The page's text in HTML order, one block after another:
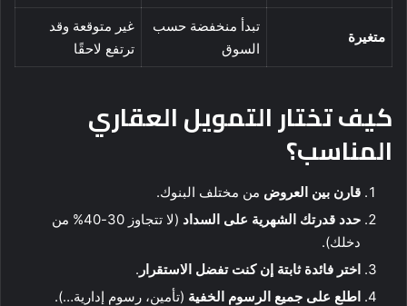
متغيرة
تبدأ منخفضة حسب
السوق
غير متوقعة وقد
ترتفع لاحقًا
كيف تختار التمويل العقاري
المناسب؟
قارن بين العروض من مختلف البنوك.
حدد قدرتك الشهرية على السداد
(لا تتجاوز 30-40% من
دخلك).
اختر فائدة ثابتة إن كنت تفضل الاستقرار .
اطلع على جميع الرسوم الخفية (تأمين، رسوم إدارية…).